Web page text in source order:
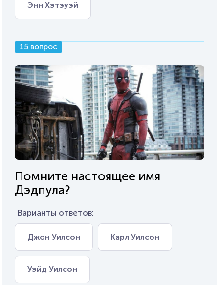
Энн Хэтэуэй
15 вопрос
Помните настоящее имя
Дэдпула?
Варианты ответов:
Джон Уилсон Карл Уилсон
Уэйд Уилсон